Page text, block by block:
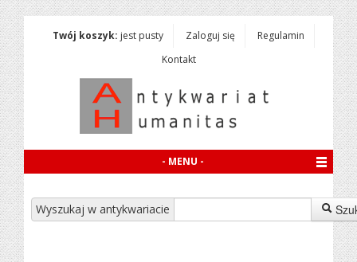
Twój koszyk: jest pusty Zaloguj się
Regulamin
Kontakt
- MENU -
Wyszukaj w antykwariacie